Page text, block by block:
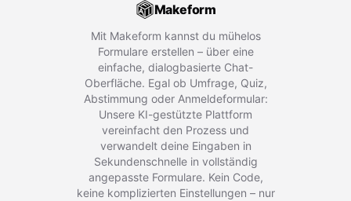
Makeform
Mit Makeform kannst du mühelos
Formulare erstellen – über eine
einfache, dialogbasierte Chat-
Oberfläche. Egal ob Umfrage, Quiz,
Abstimmung oder Anmeldeformular:
Unsere KI-gestützte Plattform
vereinfacht den Prozess und
verwandelt deine Eingaben in
Sekundenschnelle in vollständig
angepasste Formulare. Kein Code,
keine komplizierten Einstellungen – nur